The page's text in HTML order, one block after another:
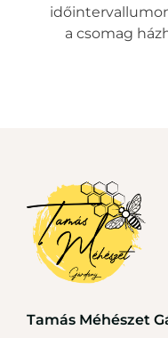
a csomag
Tamás Méhészet